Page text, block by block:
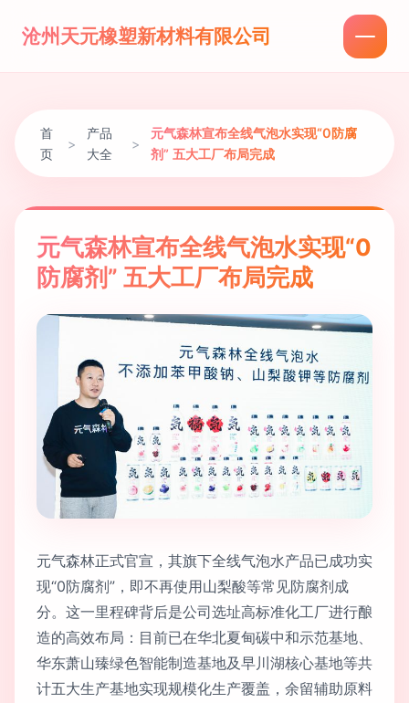
沧州天元橡塑新材料有限公司
首
页
>
产品
大全
>
元气森林宣布全线气泡水实现“0防腐
剂” 五大工厂布局完成
元气森林宣布全线气泡水实现“0
防腐剂” 五大工厂布局完成
元气森林正式官宣，其旗下全线气泡水产品已成功实
现“0防腐剂”，即不再使用山梨酸等常见防腐剂成
分。这一里程碑背后是公司选址高标准化工厂进行酿
造的高效布局：目前已在华北夏甸碳中和示范基地、
华东萧山臻绿色智能制造基地及早川湖核心基地等共
计五大生产基地实现规模化生产覆盖，余留辅助原料